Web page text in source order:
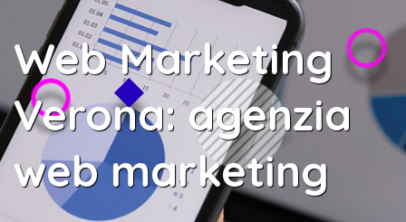
Web Marketing
Verona: agenzia
web marketing